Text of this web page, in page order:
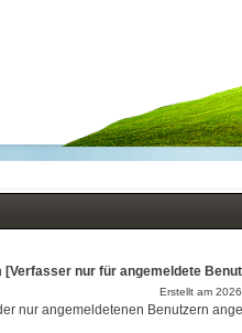
[Verfasser nur für angemeldete
Erstellt am
nur angemeldetenen Benutzern